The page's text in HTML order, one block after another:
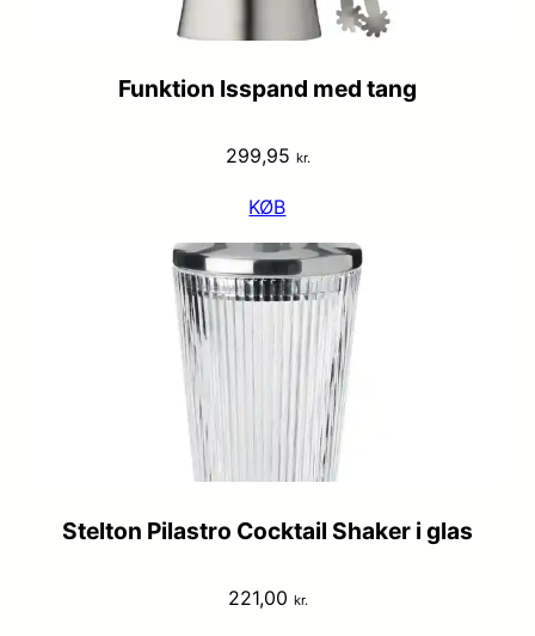
Funktion Isspand med tang
299,95 kr.
KØB
Stelton Pilastro Cocktail Shaker i glas
221,00 kr.